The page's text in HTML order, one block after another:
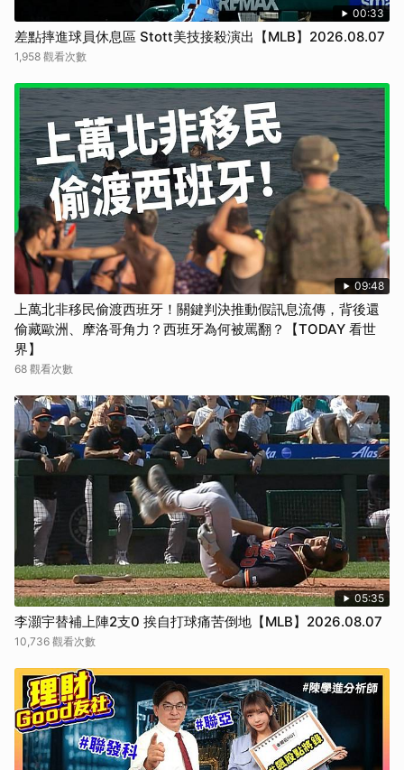
00:33
差點摔進球員休息區 Stott美技接殺演出【MLB】2026.08.07
1,958 觀看次數
09:48
上萬北非移民偷渡西班牙！關鍵判決推動假訊息流傳，背後還
偷藏歐洲、摩洛哥角力？西班牙為何被罵翻？【TODAY 看世
界】
68 觀看次數
05:35
李灝宇替補上陣2支0 挨自打球痛苦倒地【MLB】2026.08.07
10,736 觀看次數